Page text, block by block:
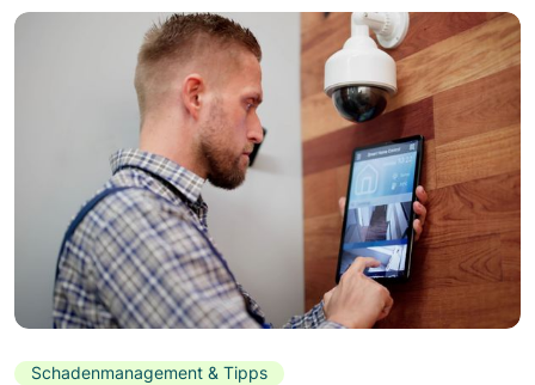
Schadenmanagement & Tipps